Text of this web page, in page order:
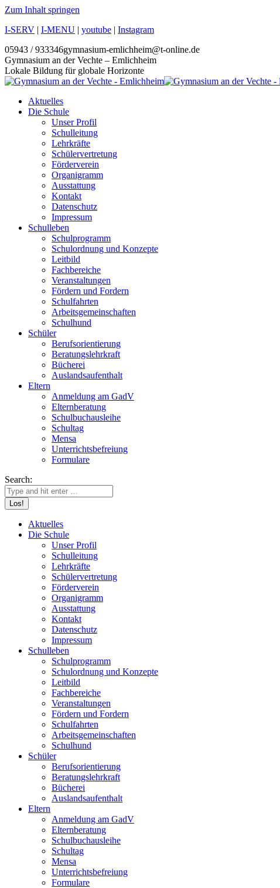
Zum Inhalt springen
I-SERV | I-MENU | youtube | Instagram
05943 / 933346gymnasium-emlichheim@t-online.de
Gymnasium an der Vechte – Emlichheim
Lokale Bildung für globale Horizonte
Aktuelles
Die Schule
Unser Profil
Schulleitung
Lehrkräfte
Schülervertretung
Förderverein
Organigramm
Ausstattung
Kontakt
Datenschutz
Impressum
Schulleben
Schulprogramm
Schulordnung und Konzepte
Leitbild
Fachbereiche
Veranstaltungen
Fördern und Fordern
Schulfahrten
Arbeitsgemeinschaften
Schulhund
Schüler
Berufsorientierung
Beratungslehrkraft
Bücherei
Auslandsaufenthalt
Eltern
Anmeldung am GadV
Elternberatung
Schulbuchausleihe
Schultag
Mensa
Unterrichtsbefreiung
Formulare
Search:
Aktuelles
Die Schule
Unser Profil
Schulleitung
Lehrkräfte
Schülervertretung
Förderverein
Organigramm
Ausstattung
Kontakt
Datenschutz
Impressum
Schulleben
Schulprogramm
Schulordnung und Konzepte
Leitbild
Fachbereiche
Veranstaltungen
Fördern und Fordern
Schulfahrten
Arbeitsgemeinschaften
Schulhund
Schüler
Berufsorientierung
Beratungslehrkraft
Bücherei
Auslandsaufenthalt
Eltern
Anmeldung am GadV
Elternberatung
Schulbuchausleihe
Schultag
Mensa
Unterrichtsbefreiung
Formulare